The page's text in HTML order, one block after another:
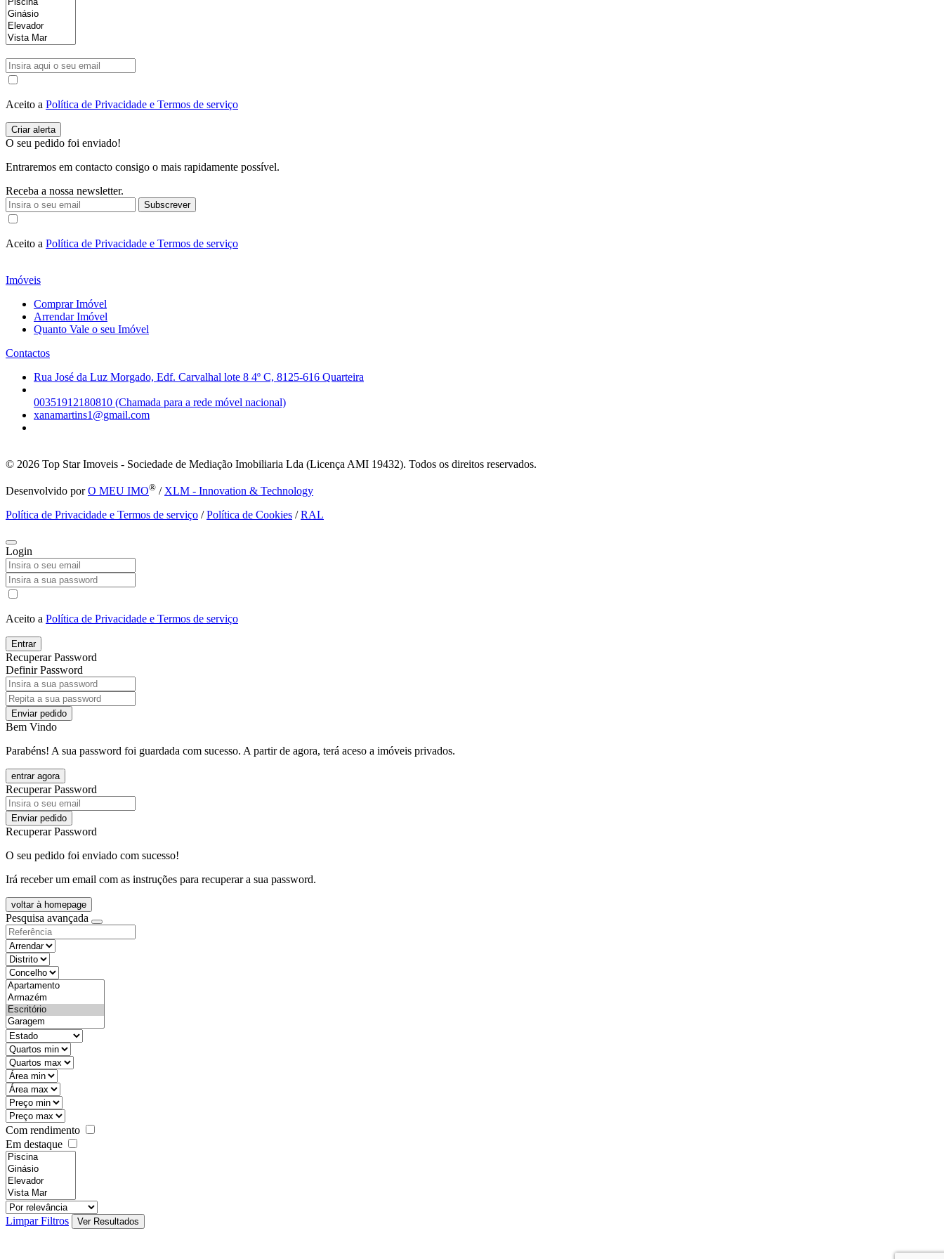
Aceito a Política de Privacidade e Termos de serviço
O seu pedido foi enviado!
Entraremos em contacto consigo o mais rapidamente possível.
Receba a nossa newsletter.
Subscrever
Aceito a Política de Privacidade e Termos de serviço
Imóveis
Comprar Imóvel
Arrendar Imóvel
Quanto Vale o seu Imóvel
Contactos
Rua José da Luz Morgado, Edf. Carvalhal lote 8 4º C, 8125-616 Quarteira
00351912180810 (Chamada para a rede móvel nacional)
xanamartins1@gmail.com
© 2026 Top Star Imoveis - Sociedade de Mediação Imobiliaria Lda (Licença AMI 19432). Todos os direitos reservados.
Desenvolvido porO MEU IMO® / XLM - Innovation & Technology
Política de Privacidade e Termos de serviço /Política de Cookies /RAL
Login
Aceito a Política de Privacidade e Termos de serviço
Entrar
Recuperar Password
Definir Password
Enviar pedido
Bem Vindo
Parabéns! A sua password foi guardada com sucesso. A partir de agora, terá aceso a imóveis privados.
entrar agora
Recuperar Password
Enviar pedido
Recuperar Password
O seu pedido foi enviado com sucesso!
Irá receber um email com as instruções para recuperar a sua password.
voltar à homepage
Pesquisa avançada
objective
districtId
countyId
types
state
mintypo
maxtypo
minarea
maxarea
minprice
maxprice
Com rendimento
Em destaque
features
realestateOrder
Limpar Filtros
Ver Resultados